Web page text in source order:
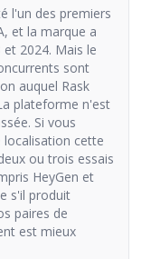
l'un des premiers
et la marque a
2024. Mais le
sont
auquel Rask
plateforme n'est
Si vous
localisation cette
ou trois essais
HeyGen et
s'il produit
paires de
est mieux